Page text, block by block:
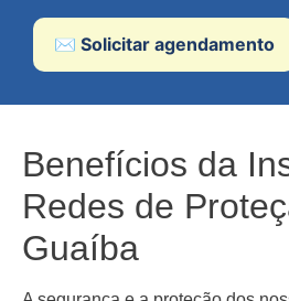
✉️ Solicitar agendamento
Benefícios da
Redes de
Guaíba